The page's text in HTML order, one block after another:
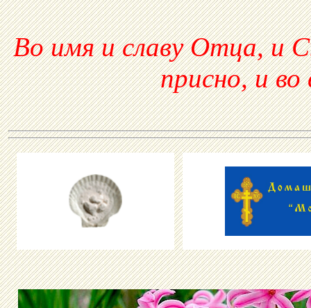
Во имя и славу Отца, и
присно, и во